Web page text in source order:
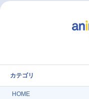
カテゴリ
HOME